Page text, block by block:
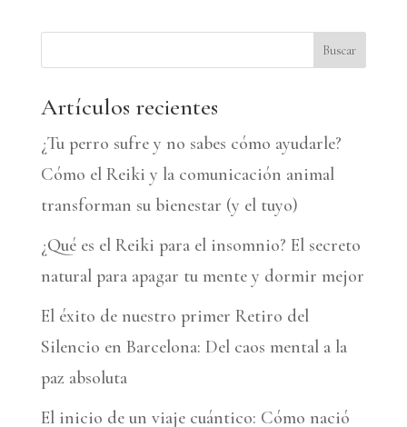
e
r
n
t
e
:
Buscar
Artículos recientes
¿Tu perro sufre y no sabes cómo ayudarle?
Cómo el Reiki y la comunicación animal
transforman su bienestar (y el tuyo)
¿Qué es el Reiki para el insomnio? El secreto
natural para apagar tu mente y dormir mejor
El éxito de nuestro primer Retiro del
Silencio en Barcelona: Del caos mental a la
paz absoluta
El inicio de un viaje cuántico: Cómo nació